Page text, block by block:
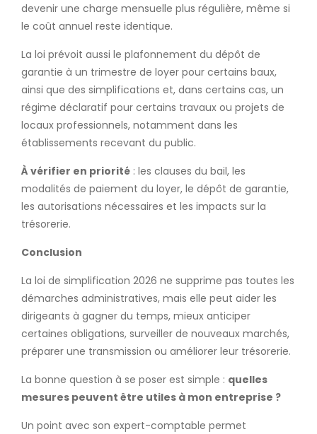
devenir une charge mensuelle plus régulière, même si
le coût annuel reste identique.
La loi prévoit aussi le plafonnement du dépôt de
garantie à un trimestre de loyer pour certains baux,
ainsi que des simplifications et, dans certains cas, un
régime déclaratif pour certains travaux ou projets de
locaux professionnels, notamment dans les
établissements recevant du public.
À vérifier en priorité : les clauses du bail, les
modalités de paiement du loyer, le dépôt de garantie,
les autorisations nécessaires et les impacts sur la
trésorerie.
Conclusion
La loi de simplification 2026 ne supprime pas toutes les
démarches administratives, mais elle peut aider les
dirigeants à gagner du temps, mieux anticiper
certaines obligations, surveiller de nouveaux marchés,
préparer une transmission ou améliorer leur trésorerie.
La bonne question à se poser est simple : quelles
mesures peuvent être utiles à mon entreprise ?
Un point avec son expert-comptable permet